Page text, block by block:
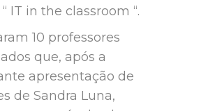
IT in the classroom “.
10 professores
que, após a
apresentação de
de Sandra Luna,